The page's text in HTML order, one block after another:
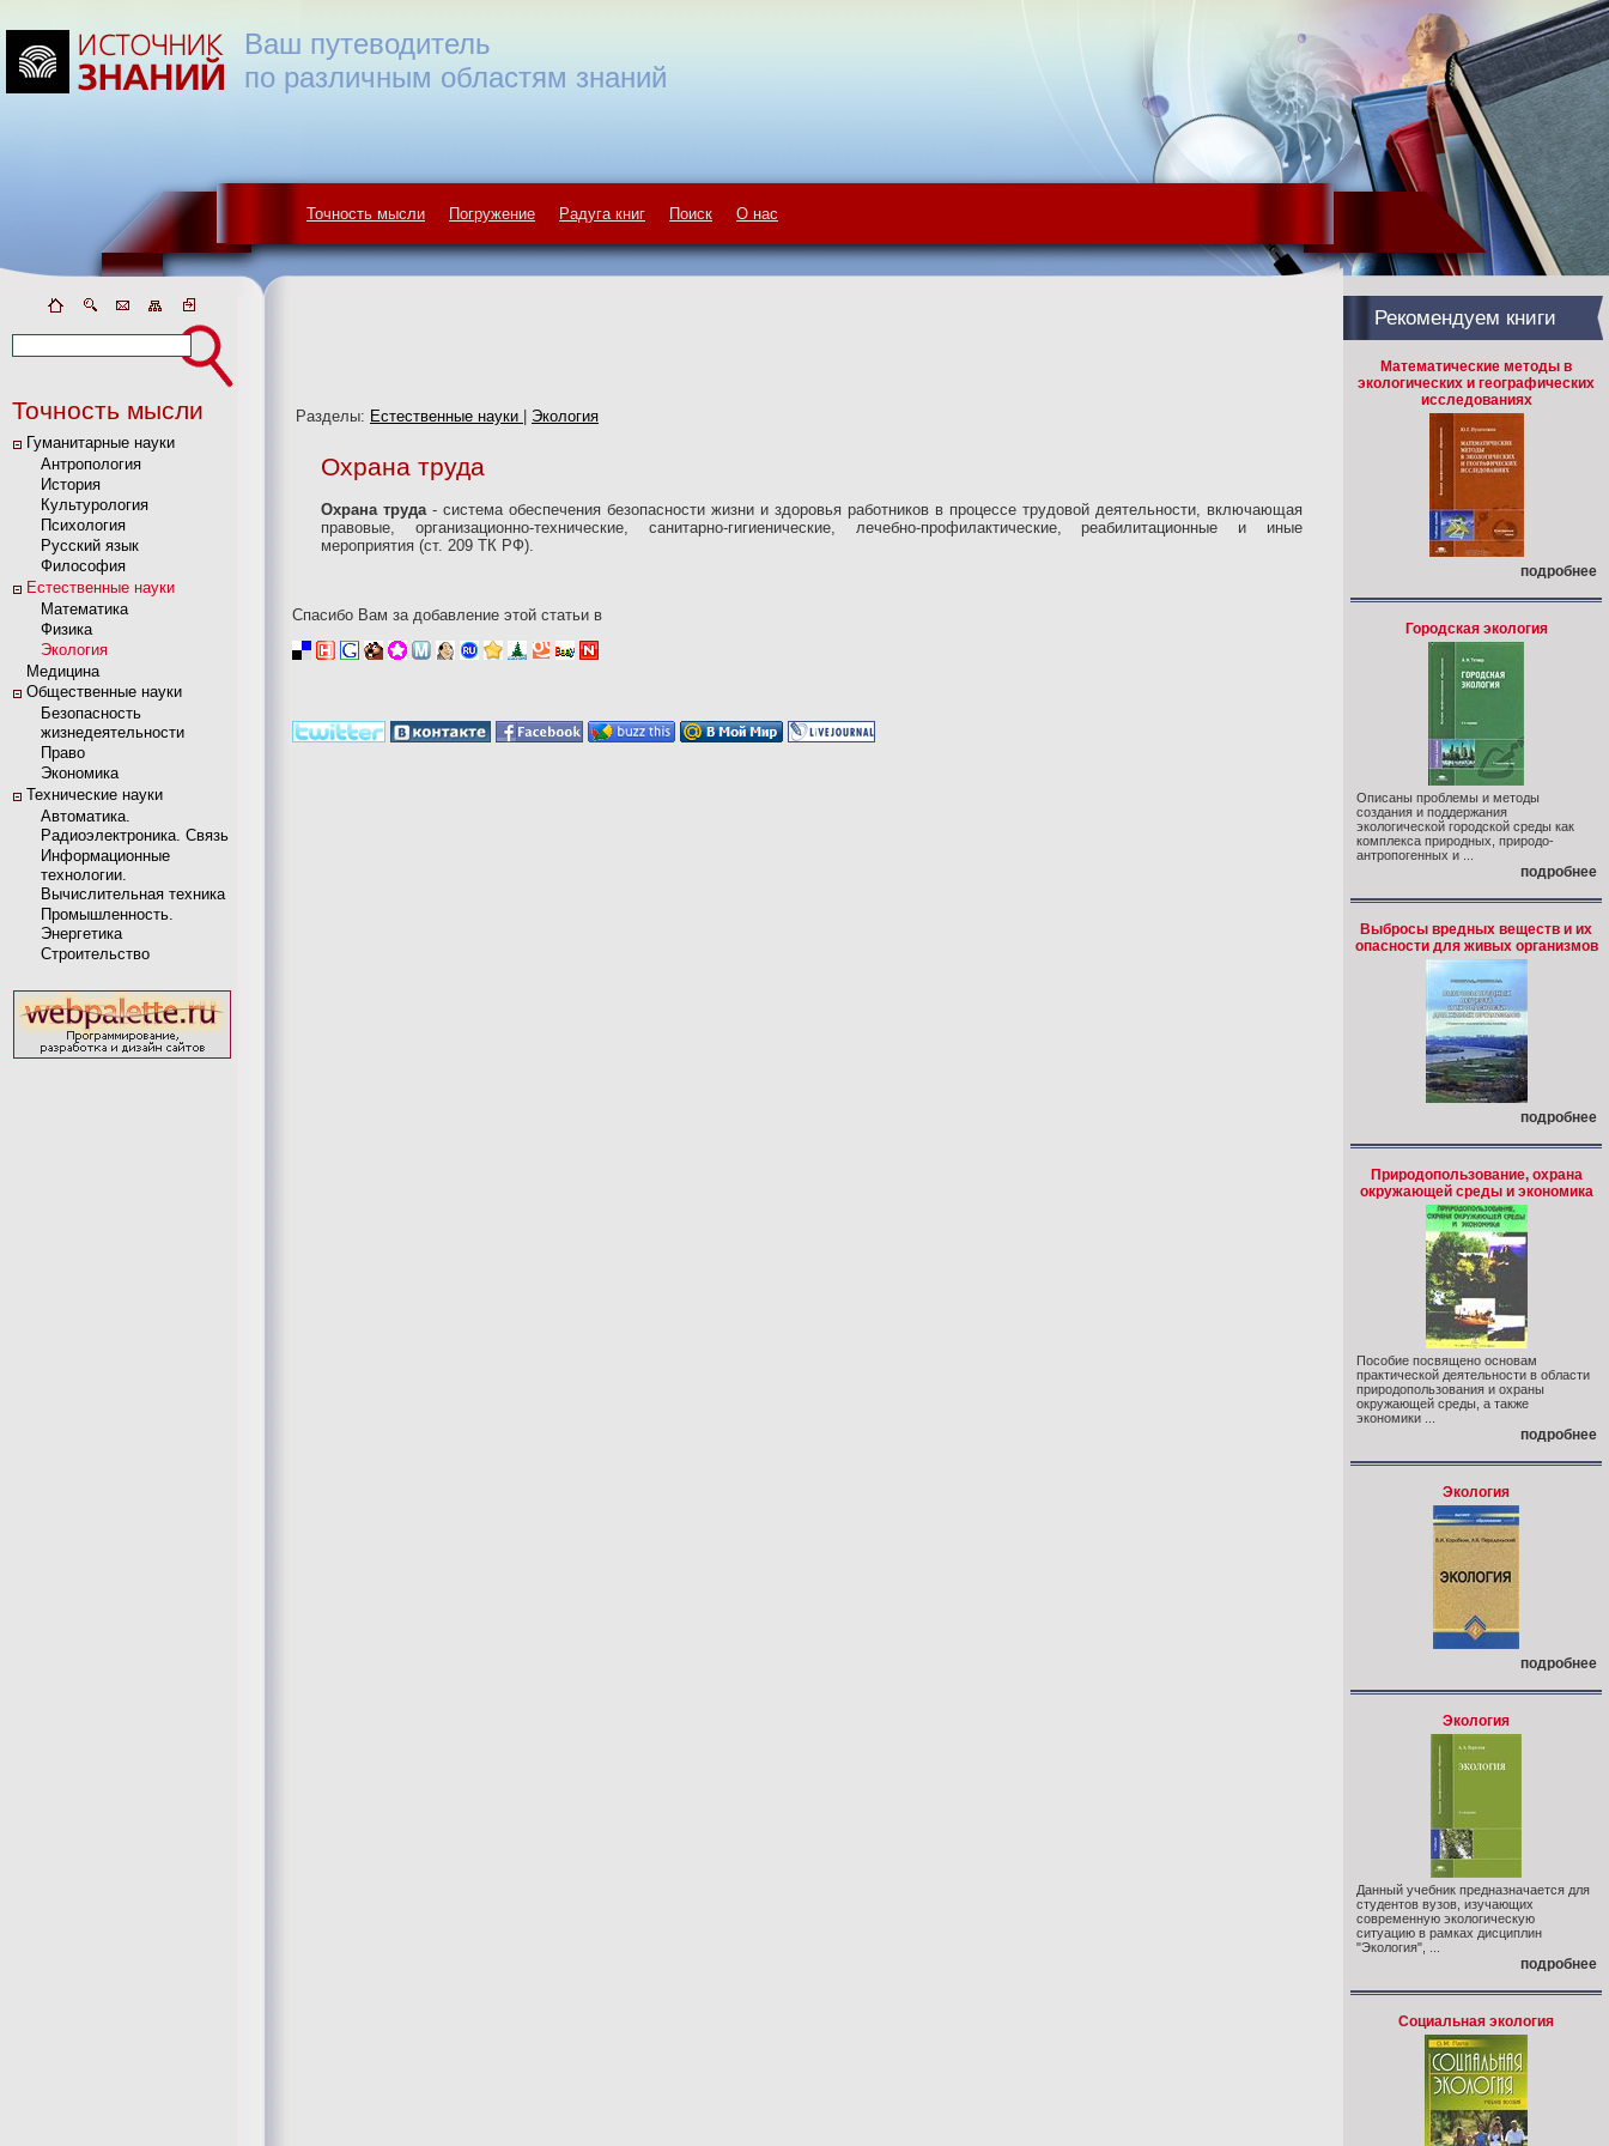
Точность мысли Погружение Радуга книг Поиск О нас
Ваш путеводитель
по различным областям знаний
Точность мысли
Гуманитарные науки
Антропология
История
Культурология
Психология
Русский язык
Философия
Естественные науки
Математика
Физика
Экология
Медицина
Общественные науки
Безопасность
жизнедеятельности
Право
Экономика
Технические науки
Автоматика.
Радиоэлектроника. Связь
Информационные
технологии.
Вычислительная техника
Промышленность.
Энергетика
Строительство
Разделы: Естественные науки Экология
Охрана труда
Охрана труда- система обеспечения безопасности жизни и здоровья работников в процессе трудовой деятельности, включающая
правовые, организационно-технические, санитарно-гигиенические, лечебно-профилактические, реабилитационные и иные
мероприятия (ст. 209 ТК РФ).
Спасибо Вам за добавление этой статьи в
Рекомендуем книги
Математические методы в
экологических и географических
исследованиях
подробнее
Городская экология
Описаны проблемы и методы
создания и поддержания
экологической городской среды как
комплекса природных, природо-
антропогенных и ...
подробнее
Выбросы вредных веществ и их
опасности для живых организмов
подробнее
Природопользование, охрана
окружающей среды и экономика
Пособие посвящено основам
практической деятельности в области
природопользования и охраны
окружающей среды, а также
экономики ...
подробнее
Экология
подробнее
Экология
Данный учебник предназначается для
студентов вузов, изучающих
современную экологическую
ситуацию в рамках дисциплин
"Экология", ...
подробнее
Социальная экология